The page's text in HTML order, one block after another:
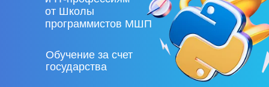
Обучение за счет
государства
от Школы
программистов МШП